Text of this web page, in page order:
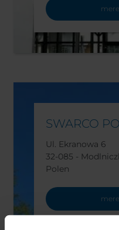
SWARCO
Ul. Ekranowa 6
32-085 -
Polen